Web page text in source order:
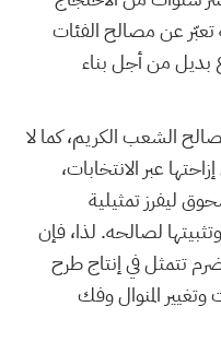
تعبّر عن مصالح الفئات
بديل من أجل بناء
الشعب الكريم، كما لا
عبر الانتخابات،
ليفرز تمثيلية
لصالحه. لذا، فإن
تتمثل في إنتاج طرح
وتغيير المنوال وفك